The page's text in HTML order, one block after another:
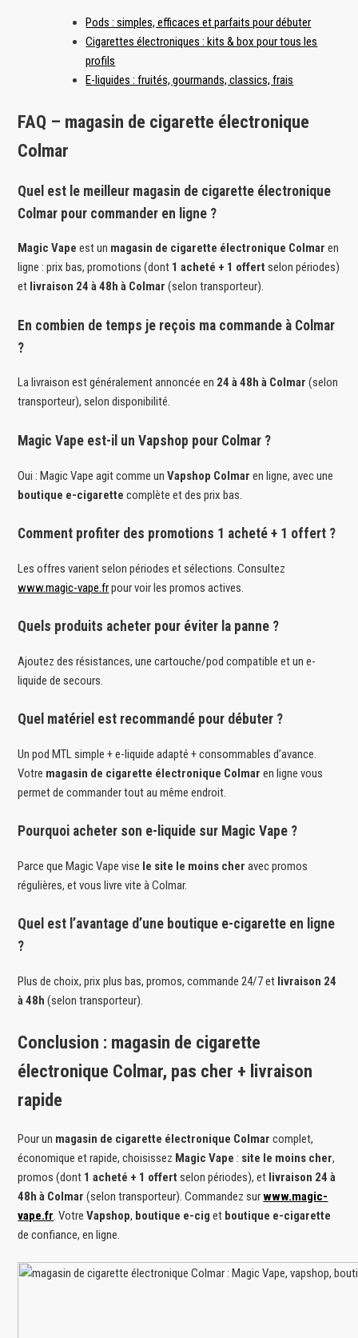
Pods : simples, efficaces et parfaits pour débuter
Cigarettes électroniques : kits & box pour tous les
profils
E-liquides : fruités, gourmands, classics, frais
FAQ – magasin de cigarette électronique
Colmar
Quel est le meilleur magasin de cigarette électronique
Colmar pour commander en ligne ?
Magic Vape est un magasin de cigarette électronique Colmar en
ligne : prix bas, promotions (dont 1 acheté + 1 offert selon périodes)
et livraison 24 à 48h à Colmar (selon transporteur).
En combien de temps je reçois ma commande à Colmar
?
La livraison est généralement annoncée en 24 à 48h à Colmar (selon
transporteur), selon disponibilité.
Magic Vape est-il un Vapshop pour Colmar ?
Oui : Magic Vape agit comme unVapshop Colmar en ligne, avec une
boutique e-cigarette complète et des prix bas.
Comment profiter des promotions 1 acheté + 1 offert ?
Les offres varient selon périodes et sélections. Consultez
www.magic-vape.frpour voir les promos actives.
Quels produits acheter pour éviter la panne ?
Ajoutez des résistances, une cartouche/pod compatible et un e-
liquide de secours.
Quel matériel est recommandé pour débuter ?
Un pod MTL simple + e-liquide adapté + consommables d’avance.
Votre magasin de cigarette électronique Colmar en ligne vous
permet de commander tout au même endroit.
Pourquoi acheter son e-liquide sur Magic Vape ?
Parce que Magic Vape vise le site le moins cher avec promos
régulières, et vous livre vite à Colmar.
Quel est l’avantage d’une boutique e-cigarette en ligne
?
Plus de choix, prix plus bas, promos, commande 24/7 et livraison 24
à 48h (selon transporteur).
Conclusion : magasin de cigarette
électronique Colmar, pas cher + livraison
rapide
Pour un magasin de cigarette électronique Colmar complet,
économique et rapide, choisissez Magic Vape : site le moins cher,
promos (dont 1 acheté + 1 offert selon périodes), et livraison 24 à
48h à Colmar (selon transporteur). Commandez surwww.magic-
vape.fr. VotreVapshop, boutique e-cig et boutique e-cigarette
de confiance, en ligne.